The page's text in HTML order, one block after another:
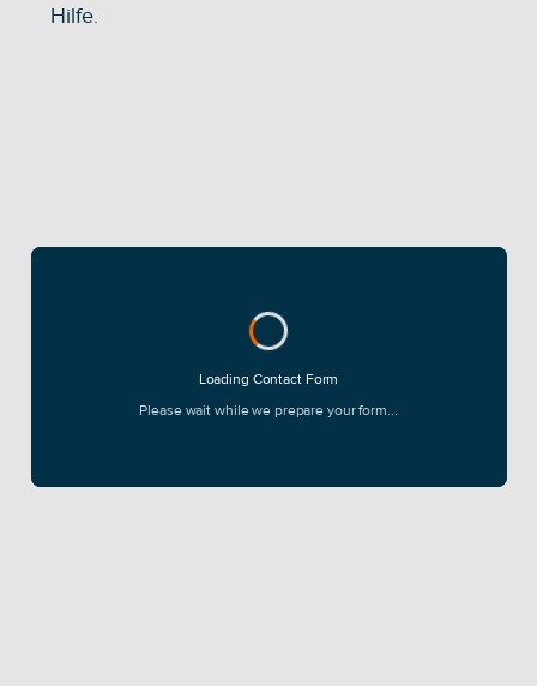
Hilfe.
Loading Contact Form
Please wait while we prepare your form...